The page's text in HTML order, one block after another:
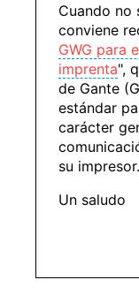
Cuando no
conviene
GWG para
imprenta",
de Gante
estándar
carácter
su impresor.
Un saludo